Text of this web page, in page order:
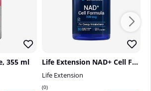
355 ml Life Extension NAD+ Cell Formula 100 mg, 30 caps
Life Extension
0